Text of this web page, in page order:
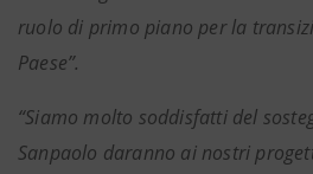
ruolo di primo piano per la
Paese”.
“Siamo molto soddisfatti del
Sanpaolo daranno ai nostri